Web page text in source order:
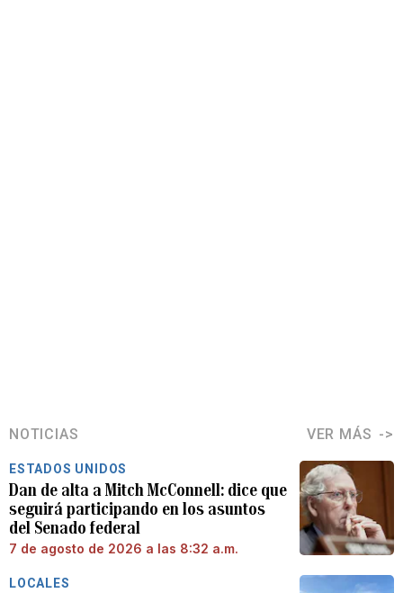
NOTICIAS VER MÁS
ESTADOS UNIDOS
Dan de alta a Mitch McConnell: dice que
seguirá participando en los asuntos
del Senado federal
7 de agosto de 2026 a las 8:32 a.m.
LOCALES